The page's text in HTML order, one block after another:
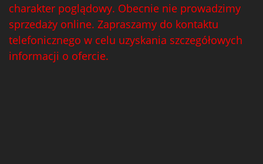
charakter poglądowy. Obecnie nie prowadzimy
sprzedaży online. Zapraszamy do kontaktu
telefonicznego w celu uzyskania szczegółowych
informacji o ofercie.